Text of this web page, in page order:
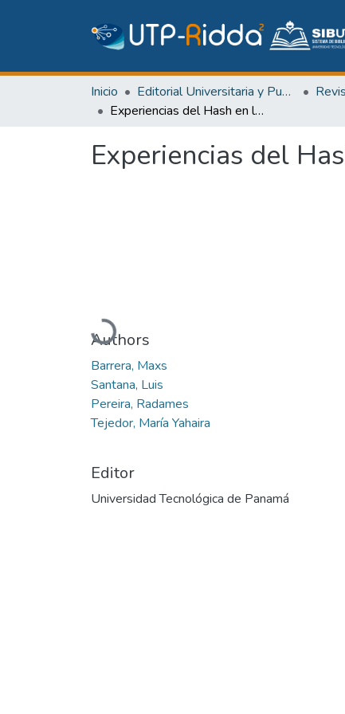
Inicio Editorial Universitaria y Publicaciones Seriadas
Experiencias del Hash en la vida informática
Experiencias del
Cargando...
Authors
Barrera, Maxs
Santana, Luis
Pereira, Radames
Tejedor, María Yahaira
Editor
Universidad Tecnológica de Panamá